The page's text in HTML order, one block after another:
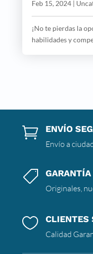
Feb 15, 2024|
¡No te pierdas la
habilidades y
 ENVÍO
Envío a

Originales,
 CLIENTES
Calidad